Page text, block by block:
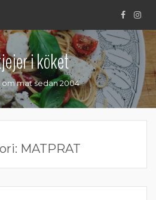
.
i köket
mat sedan 2004
MATPRAT